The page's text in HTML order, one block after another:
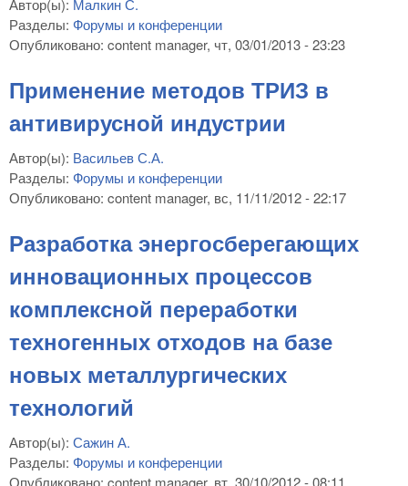
Автор(ы): Малкин С.
Разделы: Форумы и конференции
Опубликовано: content manager, чт, 03/01/2013 - 23:23
Применение методов ТРИЗ в
антивирусной индустрии
Автор(ы): Васильев С.А.
Разделы: Форумы и конференции
Опубликовано: content manager, вс, 11/11/2012 - 22:17
Разработка энергосберегающих
инновационных процессов
комплексной переработки
техногенных отходов на базе
новых металлургических
технологий
Автор(ы): Сажин А.
Разделы: Форумы и конференции
Опубликовано: content manager, вт, 30/10/2012 - 08:11